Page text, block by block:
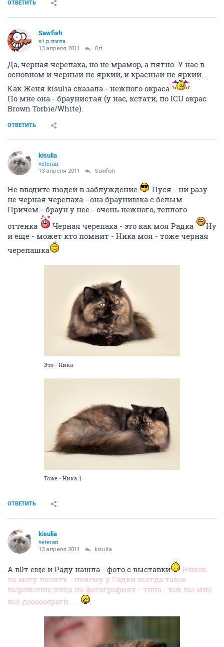
ОТВЕТИТЬ
Sawfish
v.i.p.пила
13 апреля 2011 Ort
Да, черная черепаха, но не мрамор, а пятно. У нас в
основном и черный не яркий, и красный не яркий...
Как Женя kisulia сказала - нежного окраса
По мне она - браунистая (у нас, кстати, по ICU окрас
Brown Torbie/White).
ОТВЕТИТЬ
kisulia
veteran
13 апреля 2011 Sawfish
Не вводите людей в заблуждение
Пуся - ни разу
не черная черепаха - она браунишка с белым.
Причем - браун у нее - очень нежного, теплого
оттенка
Черная черепаха - это как моя Радка
Ну
и еще - может кто помнит - Ника моя - тоже черная
черепашка
Это - Ника
Тоже - Ника :)
ОТВЕТИТЬ
kisulia
veteran
13 апреля 2011 kisulia
А в0т еще и Раду нашла - фото с выставки
Никак
не могу понять - почему у Радки всегда такое
выражение лица на фотографиях - типа - как вы мне
все доооооороги.....